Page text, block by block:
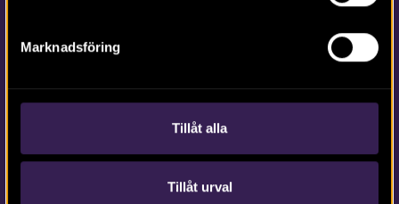
Marknadsföring
Tillåt alla
Tillåt urval
Om webbplatsen